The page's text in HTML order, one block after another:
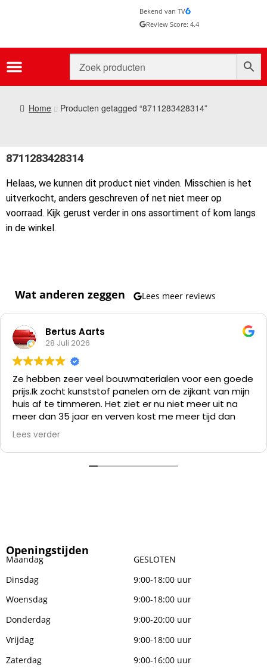
Bekend van TV
Review Score: 4.4
Home Producten getagged “8711283428314”
8711283428314
Helaas, we kunnen dit product niet vinden. Misschien is het
uitverkocht, anders geschreven of net niet meer op
voorraad. Kijk gerust verder in ons assortiment of kom langs
in de winkel.
Wat anderen zeggen Lees meer reviews
Bertus Aarts
28 Juli 2026
Ze hebben zeer veel bouwmaterialen voor een goede
prijs.Ik zocht kunststof panelen om de zijkant van mijn
huis af te timmeren. Het ziet er nu niet meer uit na
meer dan 35 jaar en verven kost me meer tijd dan
alles er af slopen en die kunststof panelen er op
zetten.
Lees verder
Openingstijden
Maandag
GESLOTEN
Dinsdag
9:00-18:00 uur
Woensdag
9:00-18:00 uur
Donderdag
9:00-20:00 uur
Vrijdag
9:00-18:00 uur
Zaterdag
9:00-16:00 uur